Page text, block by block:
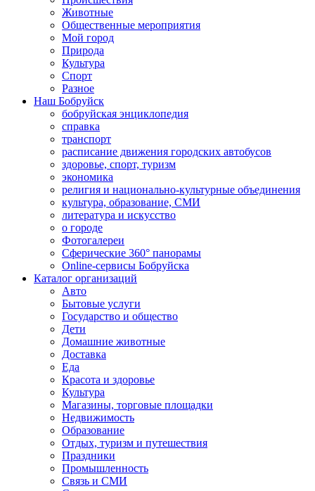
Животные
Общественные мероприятия
Мой город
Природа
Культура
Спорт
Разное
Наш Бобруйск
бобруйская энциклопедия
справка
транспорт
расписание движения городских автобусов
здоровье, спорт, туризм
экономика
религия и национально-культурные объединения
культура, образование, СМИ
литература и искусство
о городе
Фотогалереи
Сферические 360° панорамы
Online-сервисы Бобруйска
Каталог организаций
Авто
Бытовые услуги
Государство и общество
Дети
Домашние животные
Доставка
Еда
Красота и здоровье
Культура
Магазины, торговые площадки
Недвижимость
Образование
Отдых, туризм и путешествия
Праздники
Промышленность
Связь и СМИ